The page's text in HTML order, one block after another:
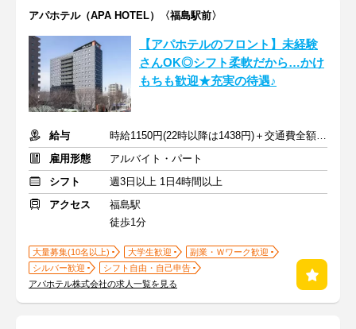
アパホテル（APA HOTEL）〈福島駅前〉
【アパホテルのフロント】未経験
さんOK◎シフト柔軟だから…かけ
もちも歓迎★充実の待遇♪
給与
時給1150円(22時以降は1438円)＋交通費全額支給
雇用形態
アルバイト・パート
シフト
週3日以上 1日4時間以上
アクセス
福島駅
徒歩1分
大量募集(10名以上) 大学生歓迎
副業・Ｗワーク歓迎
シルバー歓迎
シフト自由・自己申告
アパホテル株式会社の求人一覧を見る